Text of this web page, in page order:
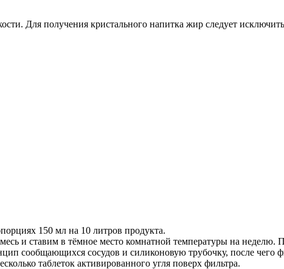
Для получения кристального напитка жир следует
150 мл на 10 литров продукта.
и ставим в тёмное место комнатной температуры на неделю.
сообщающихся сосудов и силиконовую трубочку, после чего
таблеток активированного угля поверх фильтра.